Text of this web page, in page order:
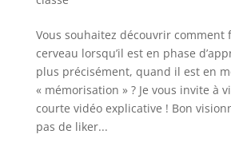
Vous souhaitez découvrir comment
cerveau lorsqu’il est en phase
plus précisément, quand il est en
« mémorisation » ? Je vous invite à
courte vidéo explicative ! Bon
pas de liker...